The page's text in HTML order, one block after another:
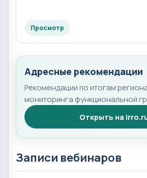
Просмотр
Адресные рекомендации
Рекомендации по итогам
мониторинга функциональной
Открыть на
Записи вебинаров